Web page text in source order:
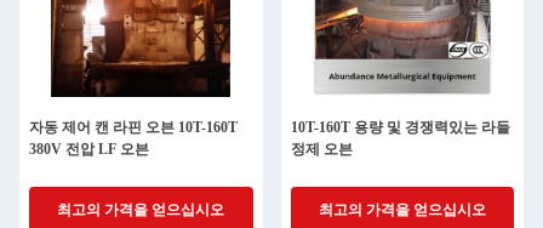
자동 제어 캔 라핀 오븐 10T-160T
380V 전압 LF 오븐
최고의 가격을 얻으십시오
10T-160T 용량 및 경쟁력있는 라들
정제 오븐
최고의 가격을 얻으십시오